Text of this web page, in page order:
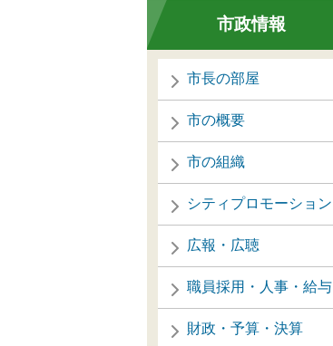
市政情報
市長の部屋
市の概要
市の組織
シティプロモーション
広報・広聴
職員採用・人事・給与
財政・予算・決算